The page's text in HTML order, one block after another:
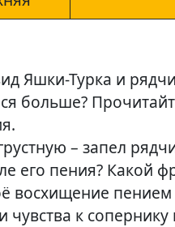
Яшки-Турка и
больше?
– запел
его пения? Какой
восхищение пением
к сопернику